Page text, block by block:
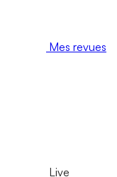
Mes revues
Live